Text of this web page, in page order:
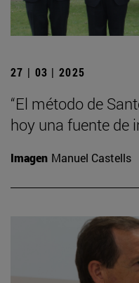
27 | 03 | 2025
“El método de
hoy una fuente de
Imagen Manuel Castells